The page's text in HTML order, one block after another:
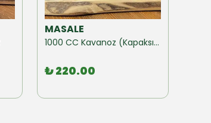
MASALE
1000 CC Kavanoz (Kapaksız) 10 Adet
₺ 220.00